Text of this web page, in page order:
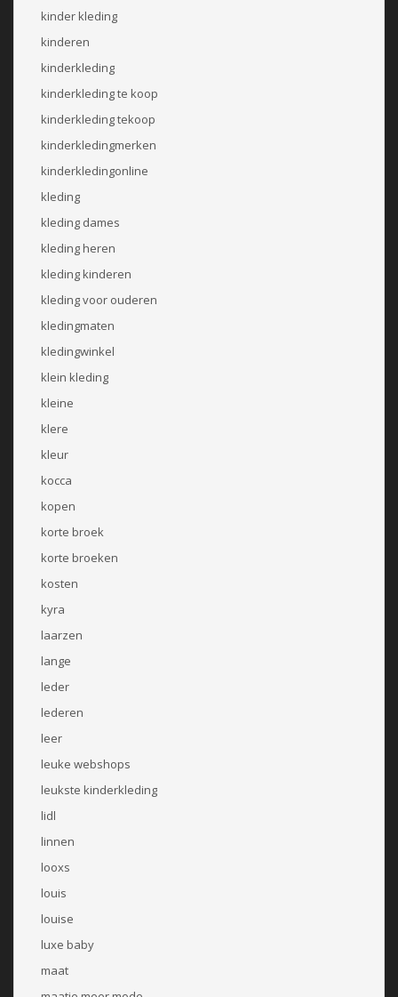
kinder kleding
kinderen
kinderkleding
kinderkleding te koop
kinderkleding tekoop
kinderkledingmerken
kinderkledingonline
kleding
kleding dames
kleding heren
kleding kinderen
kleding voor ouderen
kledingmaten
kledingwinkel
klein kleding
kleine
klere
kleur
kocca
kopen
korte broek
korte broeken
kosten
kyra
laarzen
lange
leder
lederen
leer
leuke webshops
leukste kinderkleding
lidl
linnen
looxs
louis
louise
luxe baby
maat